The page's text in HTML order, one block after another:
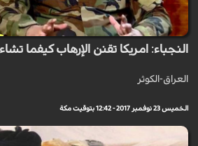
النجباء: امريكا تقنن الإرهاب كيفما تشاء
العراق-الكوثر
الخميس 23 نوفمبر 2017 - 12:42 بتوقيت مكة